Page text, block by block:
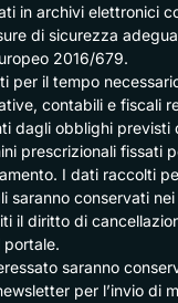
in archivi elettronici
di sicurezza
2016/679.
per il tempo
contabili e fiscali
dagli obblighi previsti
prescrizionali fissati
I dati raccolti
saranno conservati
il diritto di
portale.
saranno
per l’invio di